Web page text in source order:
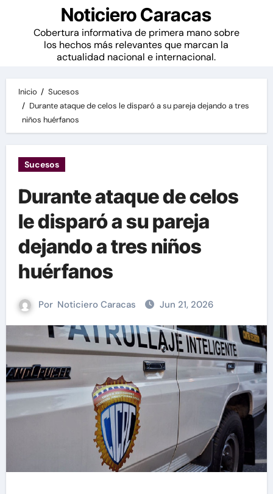
Noticiero Caracas
Cobertura informativa de primera mano sobre
los hechos más relevantes que marcan la
actualidad nacional e internacional.
Inicio
Sucesos
Durante ataque de celos le disparó a su pareja dejando a tres
niños huérfanos
Sucesos
Durante ataque de celos
le disparó a su pareja
dejando a tres niños
huérfanos
Por Noticiero Caracas Jun 21, 2026